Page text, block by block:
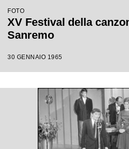
FOTO
XV Festival della
Sanremo
30 GENNAIO 1965